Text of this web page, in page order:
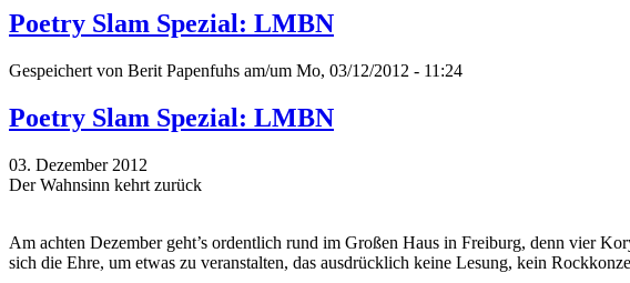
Poetry Slam Spezial: LMBN
Gespeichert von Berit Papenfuhs am/um Mo, 03/12/2012 - 11:24
Poetry Slam Spezial: LMBN
03. Dezember 2012
Der Wahnsinn kehrt zurück
Am achten Dezember geht’s ordentlich rund im Großen Haus in Freiburg, denn vier
sich die Ehre, um etwas zu veranstalten, das ausdrücklich keine Lesung, kein